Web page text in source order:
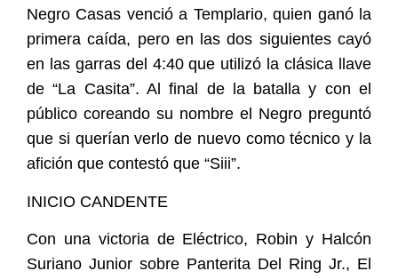
Negro Casas venció a Templario, quien ganó la
primera caída, pero en las dos siguientes cayó
en las garras del 4:40 que utilizó la clásica llave
de “La Casita”. Al final de la batalla y con el
público coreando su nombre el Negro preguntó
que si querían verlo de nuevo como técnico y la
afición que contestó que “Siii”.
INICIO CANDENTE
Con una victoria de Eléctrico, Robin y Halcón
Suriano Junior sobre Panterita Del Ring Jr., El